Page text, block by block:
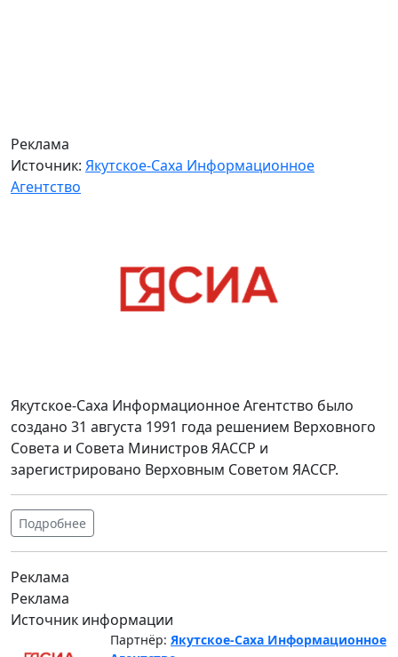
Реклама
Источник: Якутское-Саха Информационное
Агентство
Якутское-Саха Информационное Агентство было
создано 31 августа 1991 года решением Верховного
Совета и Совета Министров ЯАССР и
зарегистрировано Верховным Советом ЯАССР.
Подробнее
Реклама
Реклама
Источник информации
Партнёр: Якутское-Саха Информационное